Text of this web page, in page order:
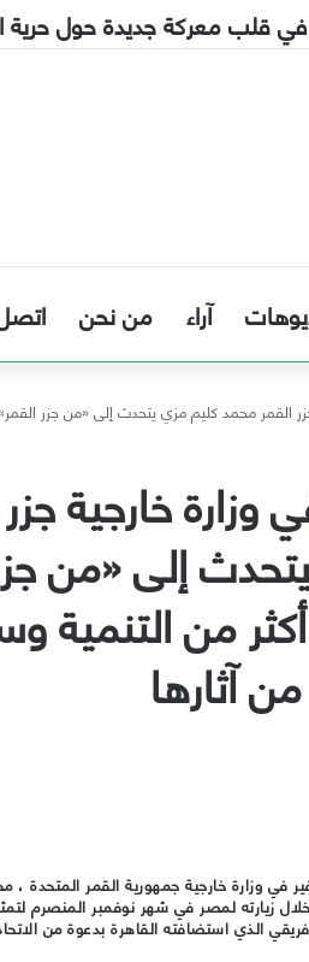
آراء من نحن
القمر محمد كليم مزي يتحدث إلى «من جزر
خارجية
إلى «من
من التنمية
آثارها
في وزارة خارجية جمهورية القمر المتحدة
زيارته لمصر في شهر نوفمبر المنصرم
الذي استضافته القاهرة بدعوة من